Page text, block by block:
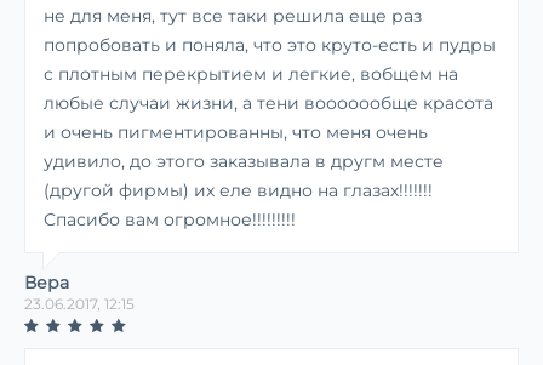
не для меня, тут все таки решила еще раз
попробовать и поняла, что это круто-есть и пудры
с плотным перекрытием и легкие, вобщем на
любые случаи жизни, а тени вооооообще красота
и очень пигментированны, что меня очень
удивило, до этого заказывала в другм месте
(другой фирмы) их еле видно на глазах!!!!!!!
Спасибо вам огромное!!!!!!!!!
Вера
23.06.2017, 12:15